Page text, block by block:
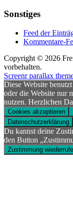
Sonstiges
Feed der
Kommentare-
Copyright © 2026
vorbehalten.
Screenr parallax
Diese Website
oder die Website nur
nutzen. Herzlichen
Cookies akzeptieren
Datenschutzerklärung
Du kannst deine
den Button
Zustimmung